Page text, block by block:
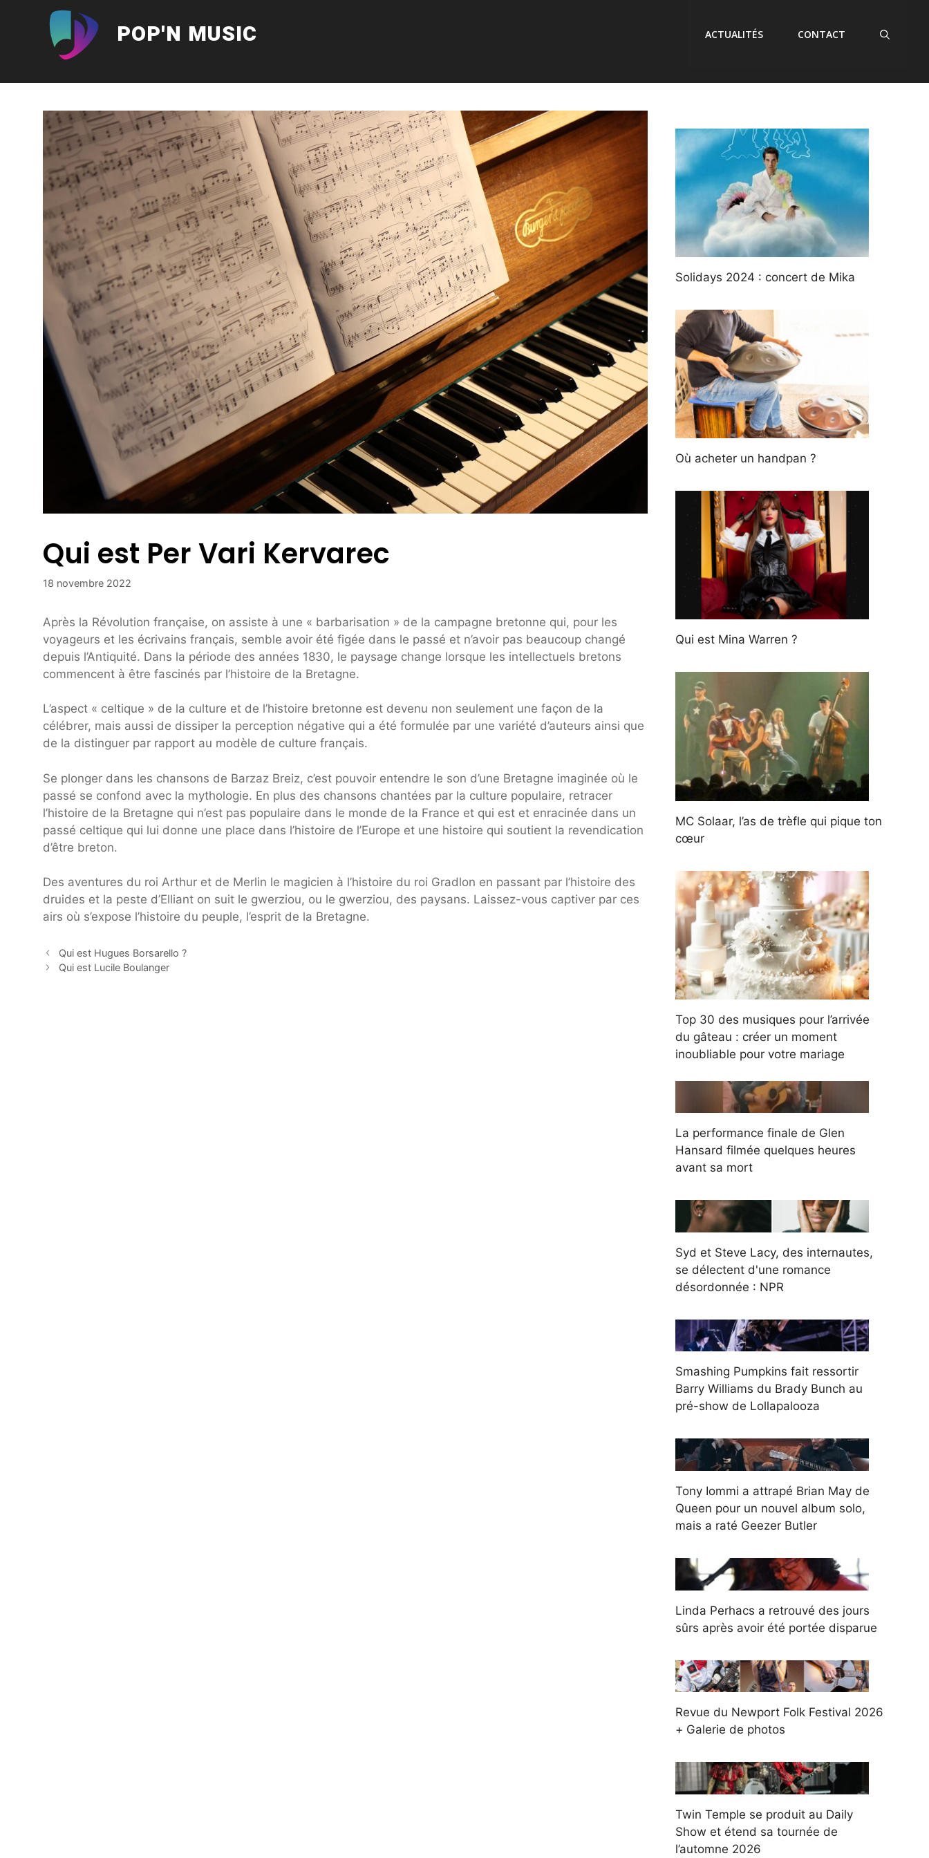
POP'N MUSIC ACTUALITÉS CONTACT
Qui est Per Vari Kervarec
18 novembre 2022
Après la Révolution française, on assiste à une « barbarisation » de la campagne bretonne qui, pour les
voyageurs et les écrivains français, semble avoir été figée dans le passé et n’avoir pas beaucoup changé
depuis l’Antiquité. Dans la période des années 1830, le paysage change lorsque les intellectuels bretons
commencent à être fascinés par l’histoire de la Bretagne.
L’aspect « celtique » de la culture et de l’histoire bretonne est devenu non seulement une façon de la
célébrer, mais aussi de dissiper la perception négative qui a été formulée par une variété d’auteurs ainsi que
de la distinguer par rapport au modèle de culture français.
Se plonger dans les chansons de Barzaz Breiz, c’est pouvoir entendre le son d’une Bretagne imaginée où le
passé se confond avec la mythologie. En plus des chansons chantées par la culture populaire, retracer
l’histoire de la Bretagne qui n’est pas populaire dans le monde de la France et qui est et enracinée dans un
passé celtique qui lui donne une place dans l’histoire de l’Europe et une histoire qui soutient la revendication
d’être breton.
Des aventures du roi Arthur et de Merlin le magicien à l’histoire du roi Gradlon en passant par l’histoire des
druides et la peste d’Elliant on suit le gwerziou, ou le gwerziou, des paysans. Laissez-vous captiver par ces
airs où s’expose l’histoire du peuple, l’esprit de la Bretagne.
Qui est Hugues Borsarello ?
Qui est Lucile Boulanger
Solidays 2024 : concert de Mika
Où acheter un handpan ?
Qui est Mina Warren ?
MC Solaar, l’as de trèfle qui pique ton
cœur
Top 30 des musiques pour l’arrivée
du gâteau : créer un moment
inoubliable pour votre mariage
La performance finale de Glen
Hansard filmée quelques heures
avant sa mort
Syd et Steve Lacy, des internautes,
se délectent d'une romance
désordonnée : NPR
Smashing Pumpkins fait ressortir
Barry Williams du Brady Bunch au
pré-show de Lollapalooza
Tony Iommi a attrapé Brian May de
Queen pour un nouvel album solo,
mais a raté Geezer Butler
Linda Perhacs a retrouvé des jours
sûrs après avoir été portée disparue
Revue du Newport Folk Festival 2026
+ Galerie de photos
Twin Temple se produit au Daily
Show et étend sa tournée de
l’automne 2026